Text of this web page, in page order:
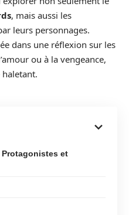
, mais aussi les
leurs personnages.
dans une réflexion sur les
ou à la vengeance,
et